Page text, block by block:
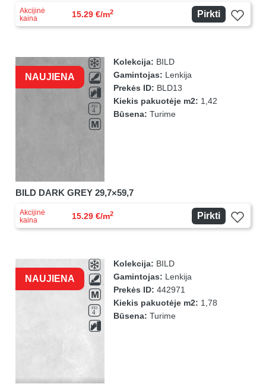
Akcijinė
kaina
15.29 €/m2 Pirkti
NAUJIENA
Kolekcija: BILD
Gamintojas: Lenkija
Prekės ID: BLD13
Kiekis pakuotėje m2: 1,42
Būsena: Turime
BILD DARK GREY 29,7×59,7
Akcijinė
kaina
15.29 €/m2 Pirkti
NAUJIENA
Kolekcija: BILD
Gamintojas: Lenkija
Prekės ID: 442971
Kiekis pakuotėje m2: 1,78
Būsena: Turime